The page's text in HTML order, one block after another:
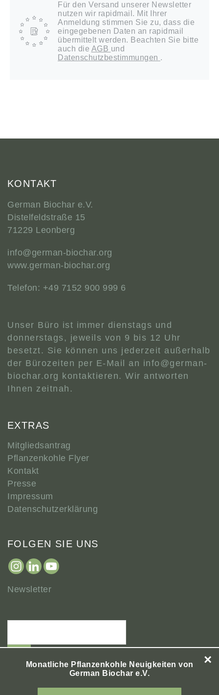
Für den Versand unserer Newsletter
nutzen wir rapidmail. Mit Ihrer
Anmeldung stimmen Sie zu, dass die
eingegebenen Daten an rapidmail
übermittelt werden. Beachten Sie bitte
auch die AGB und
Datenschutzbestimmungen .
KONTAKT
German Biochar e.V.
Distelfeldstraße 15
71229 Leonberg
info@german-biochar.org
www.german-biochar.org
Telefon: +49 7152 900 999 6
Unser Büro ist immer dienstags und
donnerstags, jeweils von 9 bis 12 Uhr
besetzt. Sie können uns jederzeit außerhalb
der Bürozeiten per E-Mail an info@german-
biochar.org kontaktieren. Wir antworten
Ihnen zeitnah.
EXTRAS
Mitgliedsantrag
Pflanzenkohle Flyer
Kontakt
Presse
Impressum
Datenschutzerklärung
FOLGEN SIE UNS
Newsletter
Monatliche Pflanzenkohle Neuigkeiten von
German Biochar e.V.
×